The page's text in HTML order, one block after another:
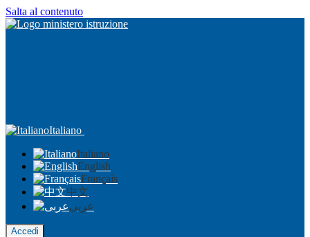
Salta al contenuto
Italiano
Italiano
English
Français
中文
عربى
Accedi